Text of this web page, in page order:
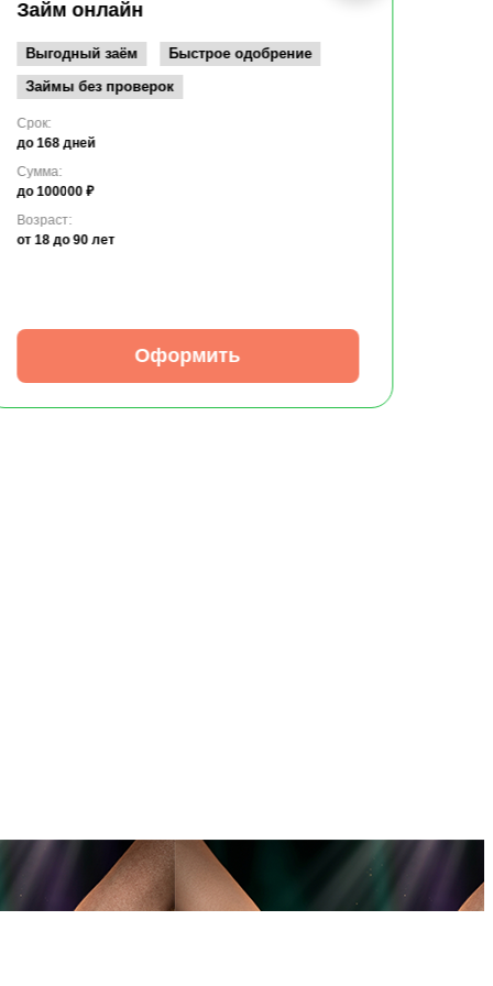
Займ онлайн
Выгодный заём
Быстрое одобрение
Займы без проверок
Срок:
до 168 дней
Сумма:
до 100000 ₽
Возраст:
от 18 до 90 лет
Оформить